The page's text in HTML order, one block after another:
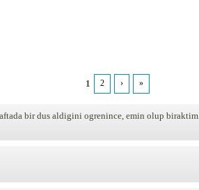
1 2 › »
bir dus aldigini ogrenince, emin olup biraktim.